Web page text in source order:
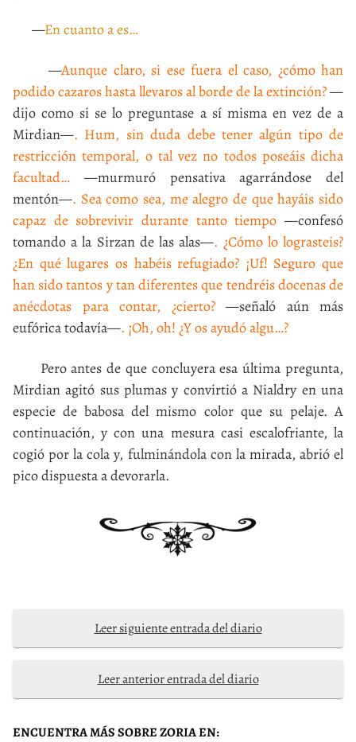
—En cuanto a es…
—Aunque claro, si ese fuera el caso, ¿cómo han
podido cazaros hasta llevaros al borde de la extinción?—
dijo como si se lo preguntase a sí misma en vez de a
Mirdian—. Hum, sin duda debe tener algún tipo de
restricción temporal, o tal vez no todos poseáis dicha
facultad… —murmuró pensativa agarrándose del
mentón—. Sea como sea, me alegro de que hayáis sido
capaz de sobrevivir durante tanto tiempo —confesó
tomando a la Sirzan de las alas—. ¿Cómo lo lograsteis?
¿En qué lugares os habéis refugiado? ¡Uf! Seguro que
han sido tantos y tan diferentes que tendréis docenas de
anécdotas para contar, ¿cierto?—señaló aún más
eufórica todavía—. ¡Oh, oh! ¿Y os ayudó algu…?
Pero antes de que concluyera esa última pregunta,
Mirdian agitó sus plumas y convirtió a Nialdry en una
especie de babosa del mismo color que su pelaje. A
continuación, y con una mesura casi escalofriante, la
cogió por la cola y, fulminándola con la mirada, abrió el
pico dispuesta a devorarla.
Leer siguiente entrada del diario
Leer anterior entrada del diario
ENCUENTRA MÁS SOBRE ZORIA EN: